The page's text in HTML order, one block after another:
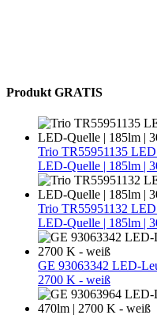
Produkt GRATIS
Trio TR55951135
LED-Quelle | 185lm |
Trio TR55951132
LED-Quelle | 185lm |
GE 93063342 LED-
2700 K - weiß